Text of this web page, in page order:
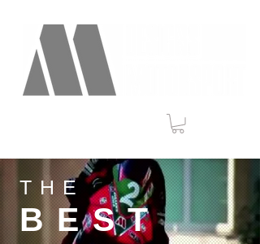
THE
BEST